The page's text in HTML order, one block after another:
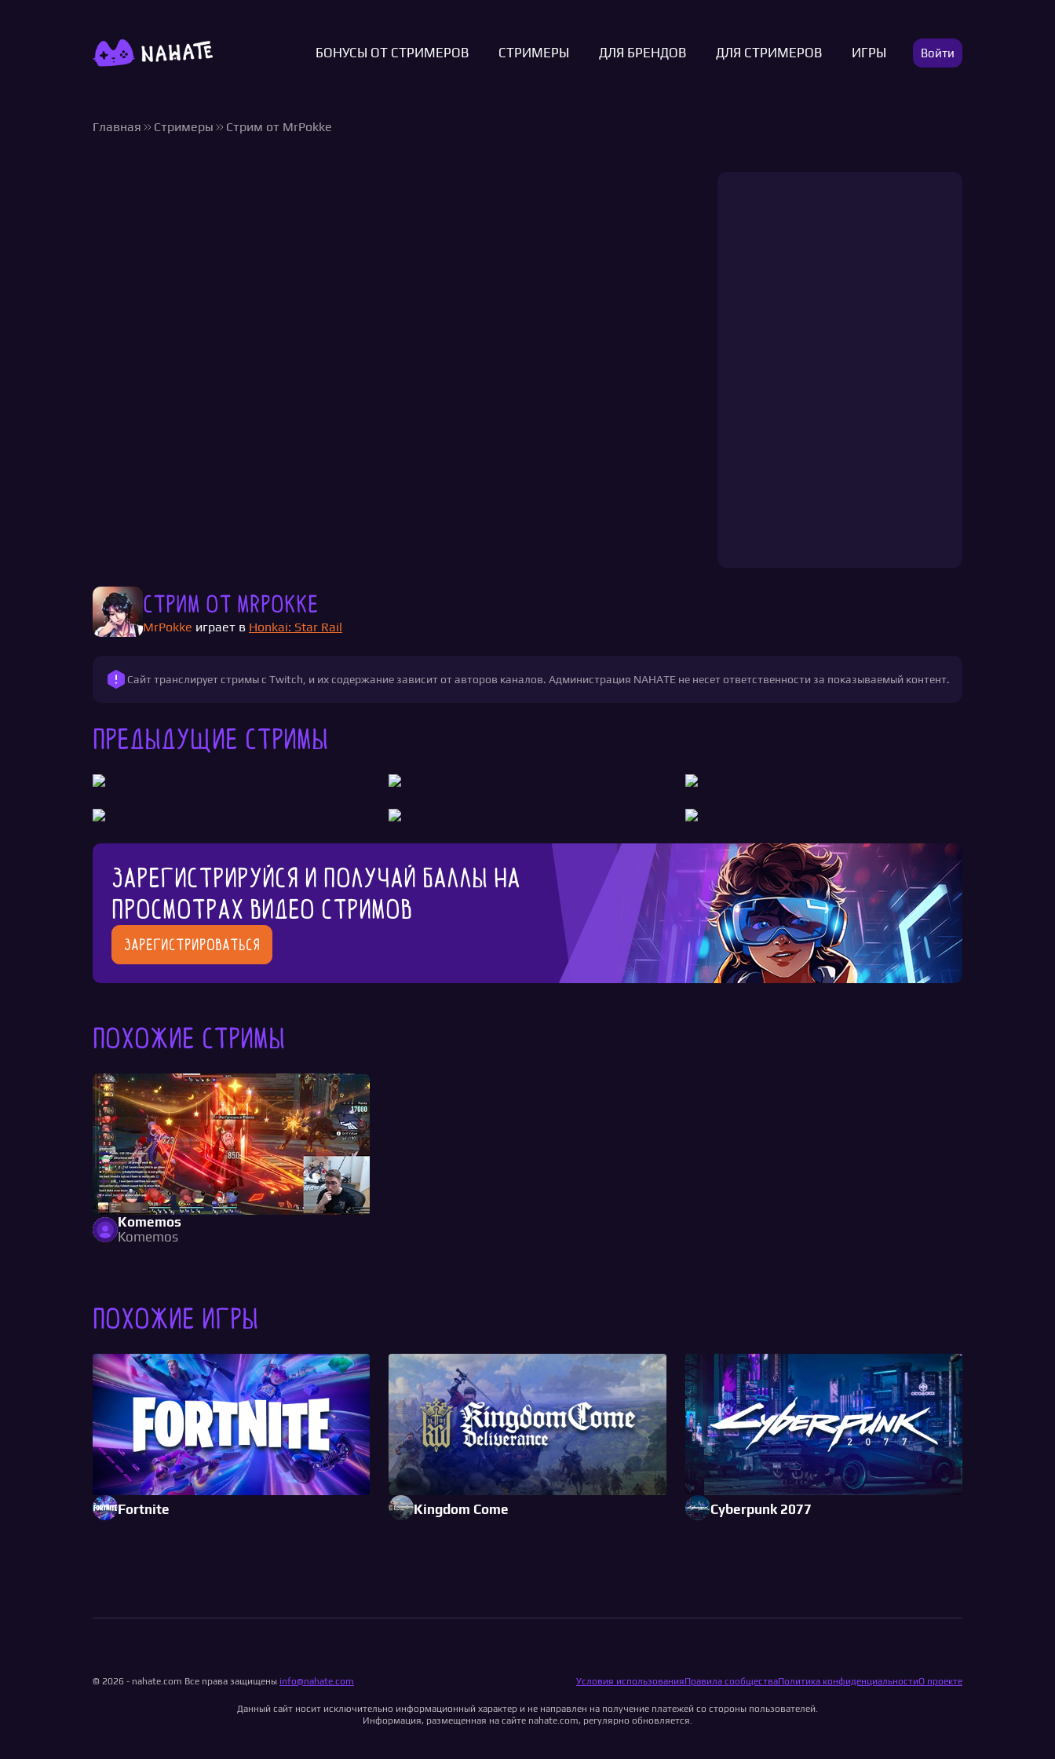
Войти
БОНУСЫ ОТ СТРИМЕРОВ СТРИМЕРЫ ДЛЯ БРЕНДОВ ДЛЯ СТРИМЕРОВ ИГРЫ
Главная Стримеры Стрим от MrPokke
Стрим от MrPokke
MrPokke играет в Honkai: Star Rail
Сайт транслирует стримы с Twitch, и их содержание зависит от авторов каналов. Администрация NAHATE не несет ответственности за показываемый контент.
Предыдущие стримы
Зарегистрируйся и получай баллы на
просмотрах видео стримов
Зарегистрироваться
Похожие стримы
Komemos
Komemos
Похожие игры
Fortnite Kingdom Come Cyberpunk 2077
© 2026 - nahate.com Все права защищены info@nahate.com Условия использованияПравила сообществаПолитика конфиденциальностиО проекте
Данный сайт носит исключительно информационный характер и не направлен на получение платежей со стороны пользователей.
Информация, размещенная на сайте nahate.com, регулярно обновляется.